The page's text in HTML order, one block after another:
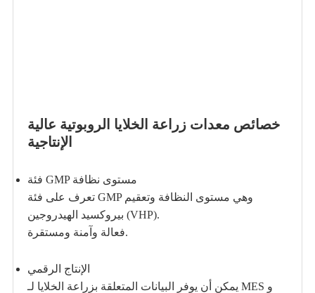
خصائص معدات زراعة الخلايا الروبوتية عالية
الإنتاجية
فئة GMP مستوى نظافة
تعرف على فئة GMP وهي مستوى النظافة وتعقيم
بيروكسيد الهيدروجين (VHP).
فعالة وآمنة ومستقرة.
الإنتاج الرقمي
يمكن أن يوفر البيانات المتعلقة بزراعة الخلايا لـ MES و